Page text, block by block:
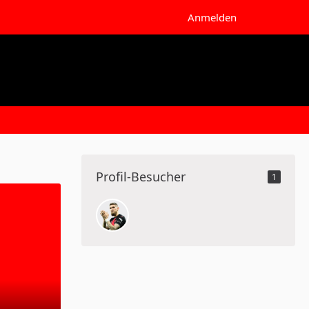
Anmelden
Profil-Besucher 1